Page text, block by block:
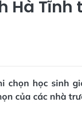
Hà
chọn học sinh
của các nhà